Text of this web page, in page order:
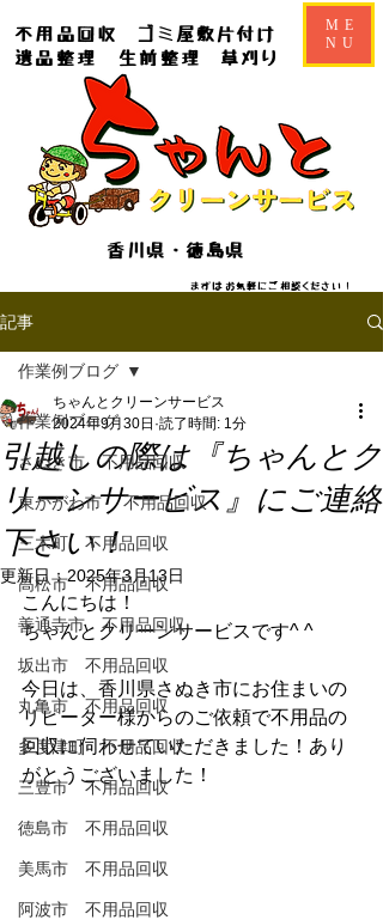
​​まずはお気軽にご相談ください！
ME
NU
遺品整理
不用品回収
生前整理
香川県・徳島県
ゴミ屋敷片付け
草刈り
記事
作業例ブログ
さぬき市 不用品回収
東かがわ市 不用品回収
三木町 不用品回収
高松市 不用品回収
善通寺市 不用品回収
坂出市 不用品回収
丸亀市 不用品回収
多度津町 不用品回収
三豊市 不用品回収
徳島市 不用品回収
美馬市 不用品回収
阿波市 不用品回収
作業例ブログ
引越しの際は『ちゃんとク
リーンサービス』にご連絡
下さい！
ちゃんとクリーンサービス
2024年9月30日 読了時間: 1分
更新日：2025年3月13日
こんにちは！
ちゃんとクリーンサービスです^ ^
今日は、香川県さぬき市にお住まいの
リピーター様からのご依頼で不用品の
回収に伺わせていただきました！あり
がとうございました！